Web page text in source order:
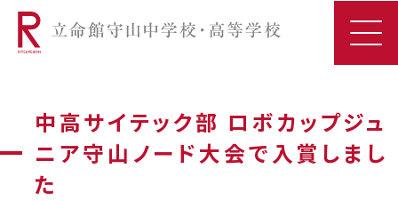
中高サイテック部 ロボカップジュ
ニア守山ノード大会で入賞しまし
た